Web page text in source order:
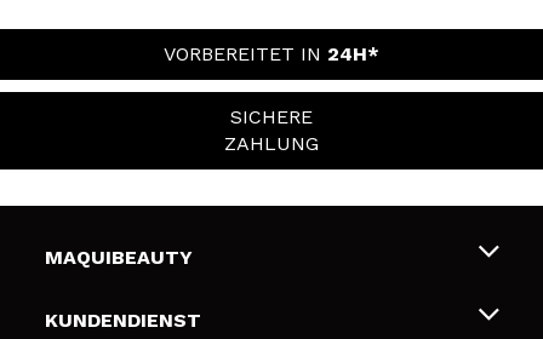
VORBEREITET IN 24H*
SICHERE
ZAHLUNG
MAQUIBEAUTY
Über uns
KUNDENDIENST